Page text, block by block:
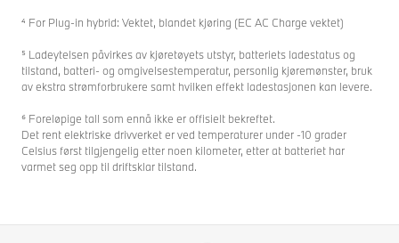
⁴ For Plug-in hybrid: Vektet, blandet kjøring (EC AC Charge vektet)
⁵ Ladeytelsen påvirkes av kjøretøyets utstyr, batteriets ladestatus og
tilstand, batteri- og omgivelsestemperatur, personlig kjøremønster, bruk
av ekstra strømforbrukere samt hvilken effekt ladestasjonen kan levere.
⁶ Foreløpige tall som ennå ikke er offisielt bekreftet.
Det rent elektriske drivverket er ved temperaturer under -10 grader
Celsius først tilgjengelig etter noen kilometer, etter at batteriet har
varmet seg opp til driftsklar tilstand.